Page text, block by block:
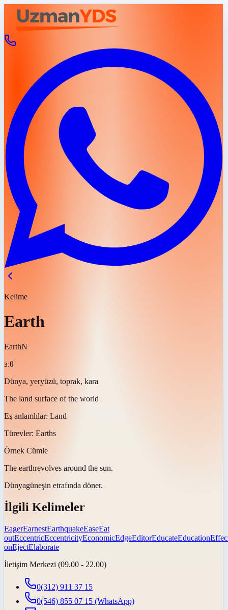
Kelime
Earth
EarthN
ɜːθ
Dünya, yeryüzü, toprak, kara
The land surface of the world
Eş anlamlılar: Land
Türevler: Earths
Örnek Cümle
The earthrevolves around the sun.
Dünyagüneşin etrafında döner.
İlgili Kelimeler
EagerEarnestEarthquakeEaseEat
outEccentricEccentricityEconomicEdgeEditorEducateEducation
onEjectElaborate
İletişim Merkezi (09.00 - 22.00)
0(312) 911 37 15
0(546) 855 07 15 (WhatsApp)